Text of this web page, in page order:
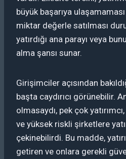
büyük başarıya
miktar değerle satılması
yatırdığı ana parayı veya
alma şansı sunar.
Girişimciler açısından
başta caydırıcı görünebilir.
olmasaydı, pek çok
ve yüksek riskli şirketlere
çekinebilirdi. Bu madde,
getiren ve onlara gerekli